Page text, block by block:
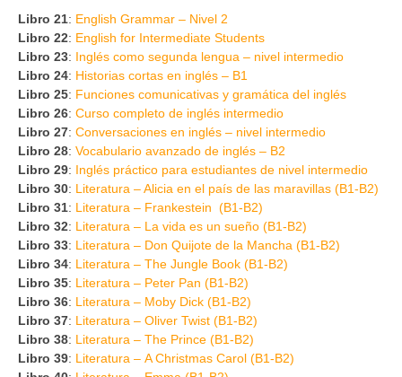
Libro 21: English Grammar – Nivel 2
Libro 22: English for Intermediate Students
Libro 23: Inglés como segunda lengua – nivel intermedio
Libro 24: Historias cortas en inglés – B1
Libro 25: Funciones comunicativas y gramática del inglés
Libro 26: Curso completo de inglés intermedio
Libro 27: Conversaciones en inglés – nivel intermedio
Libro 28: Vocabulario avanzado de inglés – B2
Libro 29: Inglés práctico para estudiantes de nivel intermedio
Libro 30: Literatura – Alicia en el país de las maravillas (B1-B2)
Libro 31: Literatura – Frankestein (B1-B2)
Libro 32: Literatura – La vida es un sueño (B1-B2)
Libro 33: Literatura – Don Quijote de la Mancha (B1-B2)
Libro 34: Literatura – The Jungle Book (B1-B2)
Libro 35: Literatura – Peter Pan (B1-B2)
Libro 36: Literatura – Moby Dick (B1-B2)
Libro 37: Literatura – Oliver Twist (B1-B2)
Libro 38: Literatura – The Prince (B1-B2)
Libro 39: Literatura – A Christmas Carol (B1-B2)